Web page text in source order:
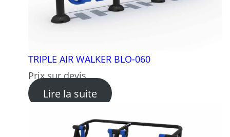
TRIPLE AIR WALKER BLO-060
Prix sur devis
Lire la suite: TRIPLE AIR WALKER BLO-